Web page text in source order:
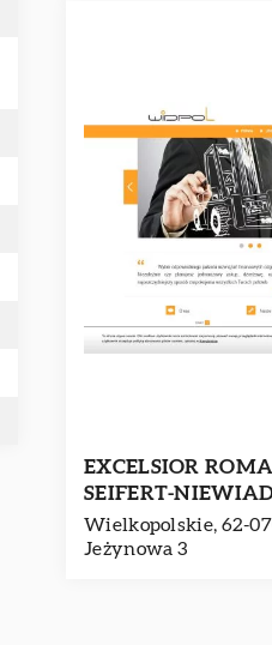
EXCELSIOR
SEIFERT-
Wielkopolskie, 62-
Jeżynowa 3